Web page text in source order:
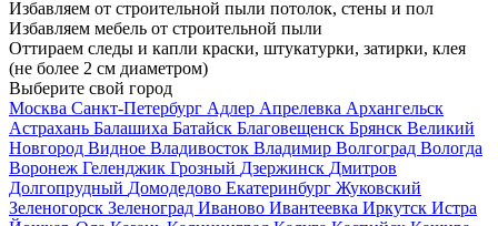
Избавляем от строительной пыли потолок, стены и пол
Избавляем мебель от строительной пыли
Оттираем следы и капли краски, штукатурки, затирки, клея
(не более 2 см диаметром)
Выберите свой город
Москва Санкт-Петербург Адлер Апрелевка Архангельск
Астрахань Балашиха Батайск Благовещенск Брянск Великий
Новгород Видное Владивосток Владимир Волгоград Вологда
Воронеж Геленджик Грозный Дзержинск Дмитров
Долгопрудный Домодедово Екатеринбург Жуковский
Зеленогорск Зеленоград Иваново Ивантеевка Иркутск Истра